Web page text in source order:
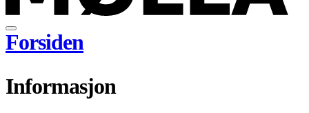
Forsiden
Informasjon